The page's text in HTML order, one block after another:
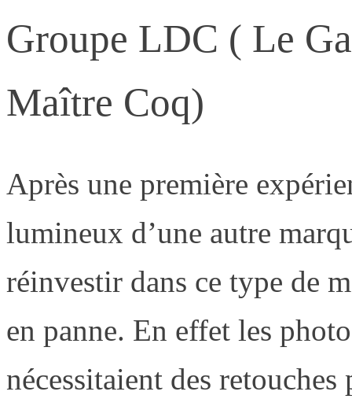
Groupe LDC ( Le
Maître Coq)
Après une première
lumineux d’une autre
réinvestir dans ce type de
en panne. En effet les
nécessitaient des retouches